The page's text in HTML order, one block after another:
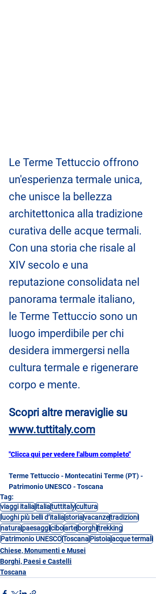
Le Terme Tettuccio offrono
un'esperienza termale unica,
che unisce la bellezza
architettonica alla tradizione
curativa delle acque termali.
Con una storia che risale al
XIV secolo e una
reputazione consolidata nel
panorama termale italiano,
le Terme Tettuccio sono un
luogo imperdibile per chi
desidera immergersi nella
cultura termale e rigenerare
corpo e mente.
Scopri altre meraviglie su
www.tuttitaly.com
"Clicca qui per vedere l'album completo"
Terme Tettuccio - Montecatini Terme (PT) -
Patrimonio UNESCO - Toscana
Tag:
viaggi italiaitaliatuttitalycultura
luoghi più belli d’italiastoriavacanzetradizioni
naturapaesaggiciboarteborghitrekking
Patrimonio UNESCOToscanaPistoiaacque termali
Chiese, Monumenti e Musei
Borghi, Paesi e Castelli
Toscana